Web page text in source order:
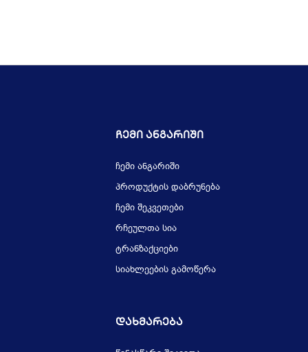
Ჩემი Ანგარიში
ჩემი ანგარიში
პროდუქტის დაბრუნება
ჩემი შეკვეთები
რჩეულთა სია
ტრანზაქციები
სიახლეების გამოწერა
Დახმარება